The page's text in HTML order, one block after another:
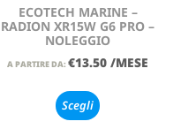
ECOTECH MARINE –
RADION XR15W G6 PRO –
NOLEGGIO
A PARTIRE DA: €13.50 /MESE
Scegli